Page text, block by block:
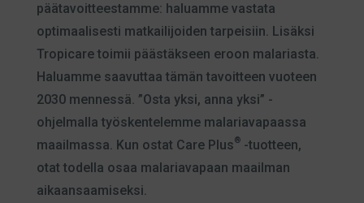
päätavoitteestamme: haluamme vastata
optimaalisesti matkailijoiden tarpeisiin. Lisäksi
Tropicare toimii päästäkseen eroon malariasta.
Haluamme saavuttaa tämän tavoitteen vuoteen
2030 mennessä. ”Osta yksi, anna yksi” -
ohjelmalla työskentelemme malariavapaassa
maailmassa. Kun ostat Care Plus®-tuotteen,
otat todella osaa malariavapaan maailman
aikaansaamiseksi.